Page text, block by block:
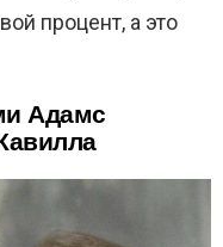
процент, а это
Адамс